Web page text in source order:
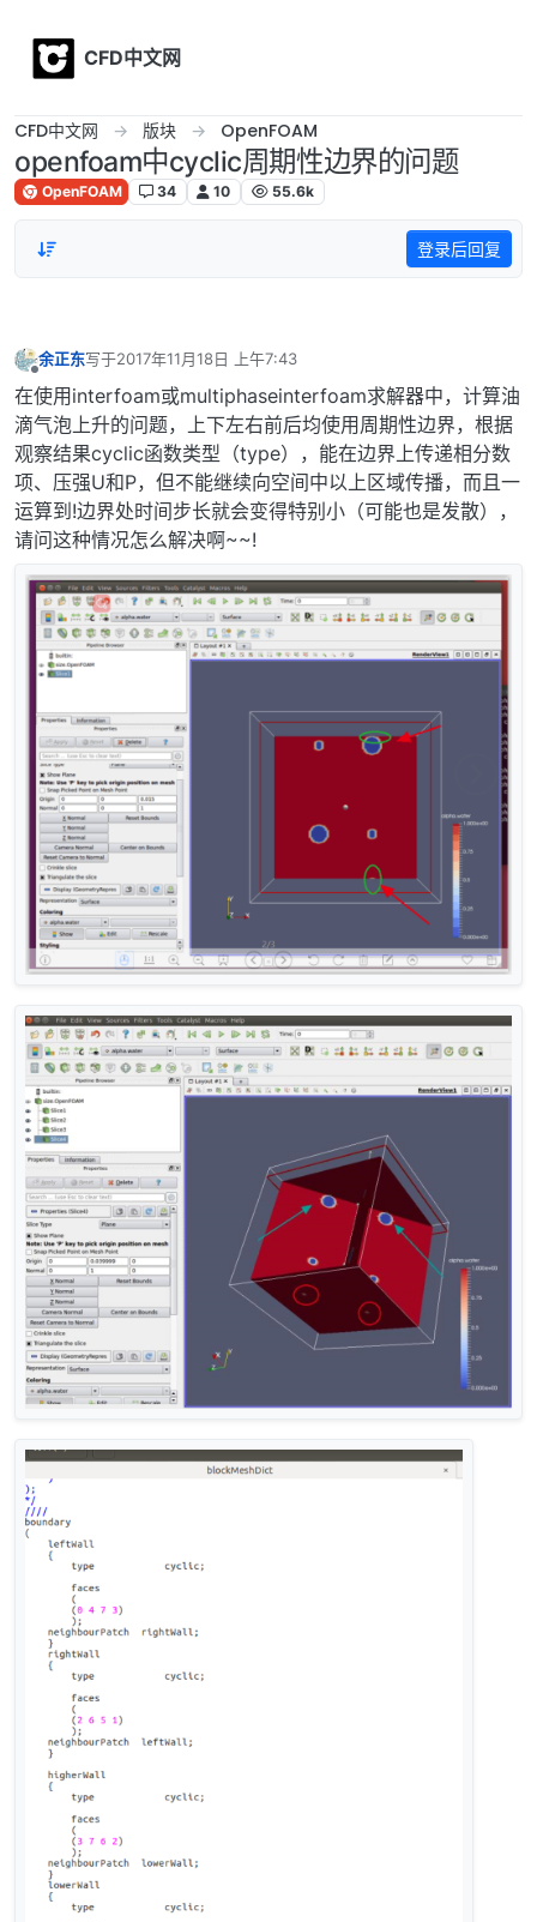
CFD中文网
CFD中文网 版块 OpenFOAM
openfoam中cyclic周期性边界的问题
OpenFOAM 34 10 55.6k
登录后回复
余正东写于2017年11月18日 上午7:43
最后由 编辑
在使用interfoam或multiphaseinterfoam求解器中，计算油
滴气泡上升的问题，上下左右前后均使用周期性边界，根据
观察结果cyclic函数类型（type），能在边界上传递相分数
项、压强U和P，但不能继续向空间中以上区域传播，而且一
运算到!边界处时间步长就会变得特别小（可能也是发散），
请问这种情况怎么解决啊~~!